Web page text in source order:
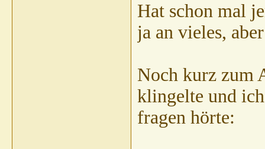
Hat schon mal
ja an vieles,
Noch kurz zum
klingelte und
fragen hörte: